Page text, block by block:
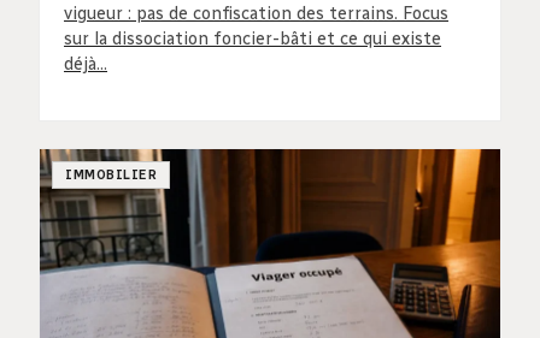
vigueur : pas de confiscation des terrains. Focus
sur la dissociation foncier-bâti et ce qui existe
déjà…
IMMOBILIER